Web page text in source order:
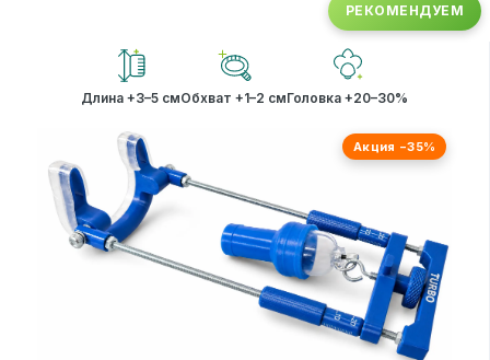
РЕКОМЕНДУЕМ
Длина +3–5 смОбхват +1–2 смГоловка +20–30%
Акция −35%